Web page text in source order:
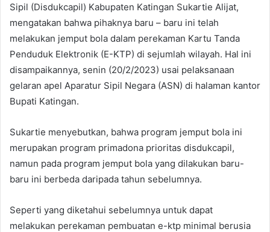
Sipil (Disdukcapil) Kabupaten Katingan Sukartie Alijat,
mengatakan bahwa pihaknya baru – baru ini telah
melakukan jemput bola dalam perekaman Kartu Tanda
Penduduk Elektronik (E-KTP) di sejumlah wilayah. Hal ini
disampaikannya, senin (20/2/2023) usai pelaksanaan
gelaran apel Aparatur Sipil Negara (ASN) di halaman kantor
Bupati Katingan.
Sukartie menyebutkan, bahwa program jemput bola ini
merupakan program primadona prioritas disdukcapil,
namun pada program jemput bola yang dilakukan baru-
baru ini berbeda daripada tahun sebelumnya.
Seperti yang diketahui sebelumnya untuk dapat
melakukan perekaman pembuatan e-ktp minimal berusia